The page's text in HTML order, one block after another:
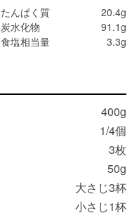
たんぱく質
20.4g
炭水化物
91.1g
食塩相当量 3.3g
400g
1/4個
3枚
50g
大さじ3杯
小さじ1杯